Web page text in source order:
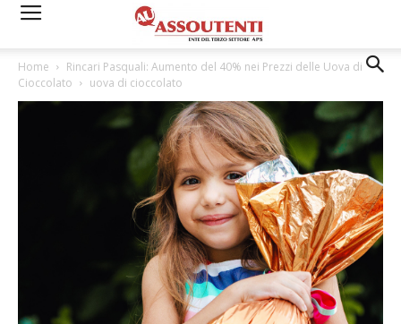
Home
Rincari Pasquali: Aumento del 40% nei Prezzi delle Uova di
Cioccolato
uova di cioccolato